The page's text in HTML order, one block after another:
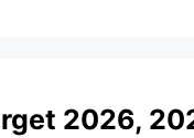
2026,